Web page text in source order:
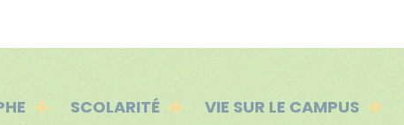
SCOLARITÉ VIE SUR LE CAMPUS